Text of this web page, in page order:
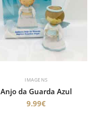
IMAGENS
Anjo da Guarda Azul
9.99€